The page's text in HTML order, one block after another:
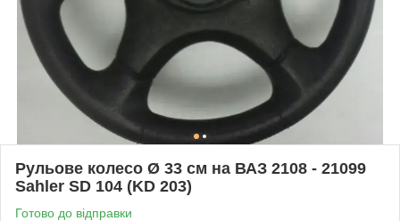
Рульове колесо Ø 33 см на ВАЗ 2108 - 21099
Sahler SD 104 (KD 203)
Готово до відправки